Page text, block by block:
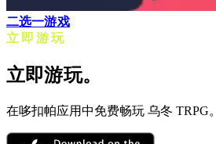
二选一游戏
立即游玩
立即游玩。
在哆扣帕应用中免费畅玩 乌冬 TRPG。